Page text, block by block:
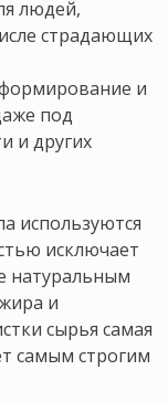
людей,
страдающих
и
под
и других
используются
исключает
натуральным
и
сырья самая
самым строгим